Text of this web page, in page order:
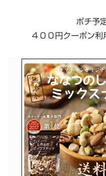
ポチ予
４００円クーポン